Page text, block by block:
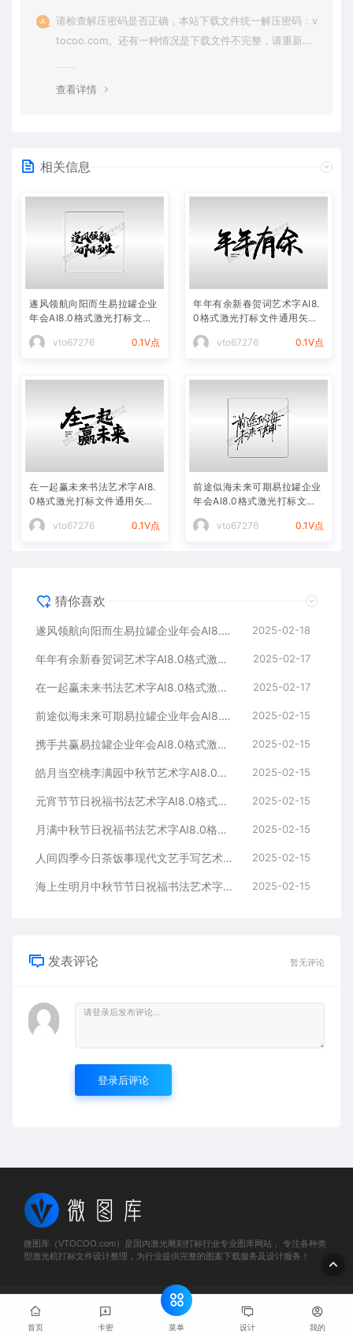
请检查解压密码是否正确，本站下载文件统一解压密码：v
tocoo.com。还有一种情况是下载文件不完整，请重新下
查看详情
相关信息
遂风领航向阳而生易拉罐企业
年会AI8.0格式激光打标文件
vto67276
0.1V点
年年有余新春贺词艺术字AI8.
0格式激光打标文件通用矢量
vto67276
0.1V点
在一起赢未来书法艺术字AI8.
0格式激光打标文件通用矢量
图
vto67276
0.1V点
前途似海未来可期易拉罐企业
年会AI8.0格式激光打标文件
通用矢量图
vto67276
0.1V点
猜你喜欢
遂风领航向阳而生易拉罐企业年会AI8.0格式激光打标文件通用矢量图 2025-02-18
年年有余新春贺词艺术字AI8.0格式激光打标文件通用矢量图 2025-02-17
在一起赢未来书法艺术字AI8.0格式激光打标文件通用矢量图 2025-02-17
前途似海未来可期易拉罐企业年会AI8.0格式激光打标文件通用矢量图 2025-02-15
携手共赢易拉罐企业年会AI8.0格式激光打标文件通用矢量图 2025-02-15
皓月当空桃李满园中秋节艺术字AI8.0格式激光打标文件通用矢量图 2025-02-15
元宵节节日祝福书法艺术字AI8.0格式激光打标文件通用矢量图 2025-02-15
月满中秋节日祝福书法艺术字AI8.0格式激光打标文件通用矢量图 2025-02-15
人间四季今日茶饭事现代文艺手写艺术字AI8.0格式激光打标文件通用矢量图 2025-02-15
海上生明月中秋节节日祝福书法艺术字AI8.0格式激光打标文件通用矢量图 2025-02-15
发表评论 暂无评论
登录后评论
微图库（VTOCOO.com）是国内激光雕刻打标行业专业图库网站， 专注各种类
型激光机打标文件设计整理，为行业提供完整的图案下载服务及设计服务！
© 2023 微图库 - vtocoo.com & Lancer . All rights reserved
ICP备2025466884号
首页 卡密 菜单 设计 我的